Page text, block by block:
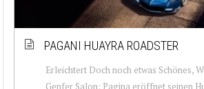
PAGANI HUAYRA ROADSTER
Erleichtert Doch noch etwas Schönes,
Genfer Salon: Pagina eröffnet seinen